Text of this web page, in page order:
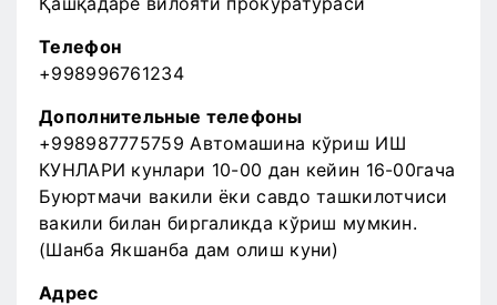
Телефон
+998996761234
Дополнительные телефоны
+998987775759 Автомашина кўриш ИШ
КУНЛАРИ кунлари 10-00 дан кейин 16-00гача
Буюртмачи вакили ёки савдо ташкилотчиси
вакили билан биргаликда кўриш мумкин.
(Шанба Якшанба дам олиш куни)
Адрес